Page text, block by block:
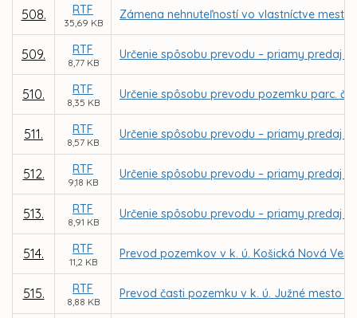
508. RTF
35,69 KB
Zámena nehnuteľností vo vlastníctve mesta
509. RTF
8,77 KB
Určenie spôsobu prevodu – priamy predaj
510. RTF
8,35 KB
Určenie spôsobu prevodu pozemku parc. č.
511. RTF
8,57 KB
Určenie spôsobu prevodu – priamy predaj
512. RTF
9,18 KB
Určenie spôsobu prevodu – priamy predaj
513. RTF
8,91 KB
Určenie spôsobu prevodu – priamy predaj
514. RTF
11,2 KB
Prevod pozemkov v k. ú. Košická Nová
515. RTF
8,88 KB
Prevod časti pozemku v k. ú. Južné mesto